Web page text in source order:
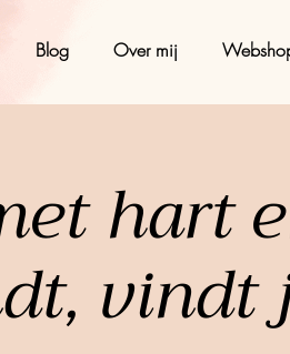
Blog Over mij
hart
vindt